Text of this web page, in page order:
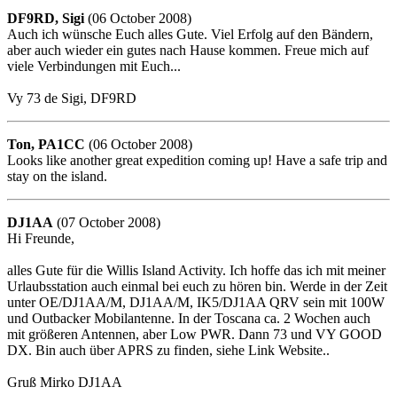
DF9RD, Sigi (06 October 2008)
Auch ich wünsche Euch alles Gute. Viel Erfolg auf den Bändern,
aber auch wieder ein gutes nach Hause kommen. Freue mich auf
viele Verbindungen mit Euch...
Vy 73 de Sigi, DF9RD
Ton, PA1CC (06 October 2008)
Looks like another great expedition coming up! Have a safe trip and
stay on the island.
DJ1AA (07 October 2008)
Hi Freunde,
alles Gute für die Willis Island Activity. Ich hoffe das ich mit meiner
Urlaubsstation auch einmal bei euch zu hören bin. Werde in der Zeit
unter OE/DJ1AA/M, DJ1AA/M, IK5/DJ1AA QRV sein mit 100W
und Outbacker Mobilantenne. In der Toscana ca. 2 Wochen auch
mit größeren Antennen, aber Low PWR. Dann 73 und VY GOOD
DX. Bin auch über APRS zu finden, siehe Link Website..
Gruß Mirko DJ1AA